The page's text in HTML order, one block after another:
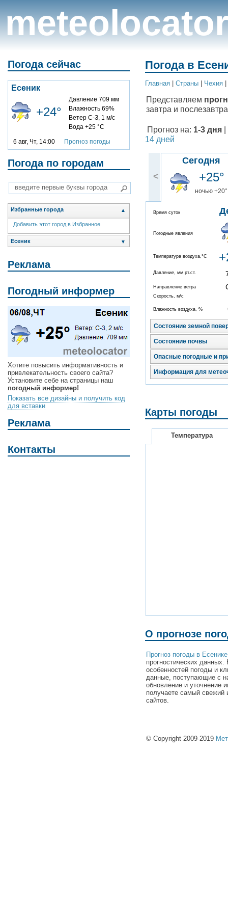
meteolocator
Погода сейчас
Есеник
+24°
Давление 709 мм
Влажность 69%
Ветер С-З, 1 м/с
Вода +25 °C
6 авг, Чт, 14:00 Прогноз погоды
Погода по городам
Избранные города ▲
Добавить этот город в Избранное
Есеник ▼
Реклама
Погодный информер
Хотите повысить информативность и
привлекательность своего сайта?
Установите себе на страницы наш
погодный информер!
Показать все дизайны и получить код
для вставки
Реклама
Контакты
Погода в
Главная Cтраны Чехия
Представляем
завтра и
Прогноз на: 1-3 дня
14 дней
<
Сегодня
+25°
ночью +20°
Время суток
Погодные явления
Температура воздуха,°C
Давление, мм рт.ст.
Направление ветра
Скорость, м/с
Влажность воздуха, %
Состояние земной
Состояние почвы
Опасные погодные и
Информация для
Карты погоды
Температура
О прогнозе
Прогноз погоды в Есенике
прогностических
особенностей погоды и
данные, поступающие с
обновление и уточнение
получаете самый свежий
сайтов.
© Copyright 2009-2019